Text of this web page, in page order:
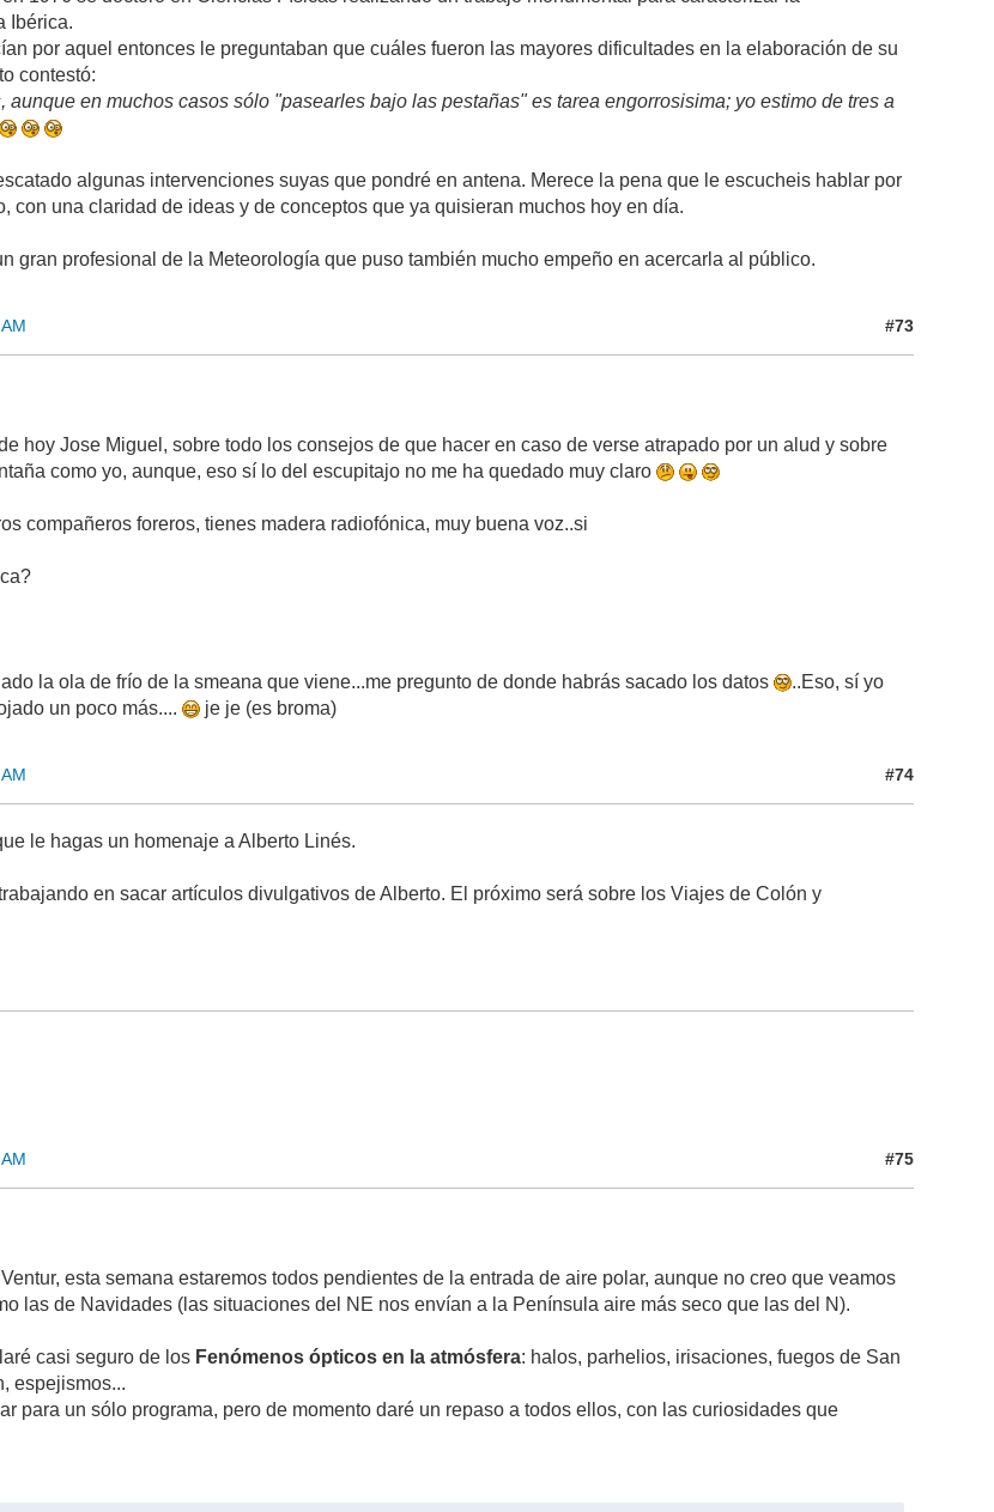
Ibérica.
por aquel entonces le preguntaban que cuáles fueron las mayores dificultades en la elaboración de su
contestó:
aunque en muchos casos sólo "pasearles bajo las pestañas" es tarea engorrosisima; yo estimo de tres a
algunas intervenciones suyas que pondré en antena. Merece la pena que le escucheis hablar por
con una claridad de ideas y de conceptos que ya quisieran muchos hoy en día.
gran profesional de la Meteorología que puso también mucho empeño en acercarla al público.
#73
hoy Jose Miguel, sobre todo los consejos de que hacer en caso de verse atrapado por un alud y sobre
como yo, aunque, eso sí lo del escupitajo no me ha quedado muy claro
compañeros foreros, tienes madera radiofónica, muy buena voz..si
la ola de frío de la smeana que viene...me pregunto de donde habrás sacado los datos
..Eso, sí yo
un poco más....
je je (es broma)
#74
le hagas un homenaje a Alberto Linés.
en sacar artículos divulgativos de Alberto. El próximo será sobre los Viajes de Colón y
#75
esta semana estaremos todos pendientes de la entrada de aire polar, aunque no creo que veamos
las de Navidades (las situaciones del NE nos envían a la Península aire más seco que las del N).
casi seguro de los Fenómenos ópticos en la atmósfera: halos, parhelios, irisaciones, fuegos de San
espejismos...
para un sólo programa, pero de momento daré un repaso a todos ellos, con las curiosidades que